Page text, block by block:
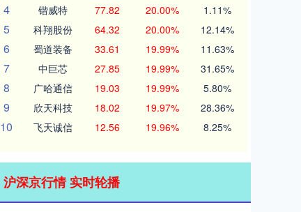
4 锴威特 77.82 20.00% 1.11%
5 科翔股份 64.32 20.00% 12.14%
6 蜀道装备 33.61 19.99% 11.63%
7 中巨芯 27.85 19.99% 31.65%
8 广哈通信 19.03 19.99% 5.80%
9 欣天科技 18.02 19.97% 28.36%
10 飞天诚信 12.56 19.96% 8.25%
沪深京行情 实时轮播